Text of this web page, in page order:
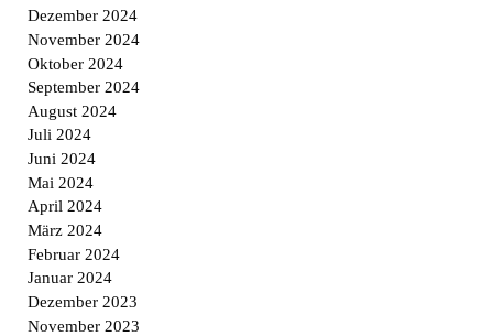
Dezember 2024
November 2024
Oktober 2024
September 2024
August 2024
Juli 2024
Juni 2024
Mai 2024
April 2024
März 2024
Februar 2024
Januar 2024
Dezember 2023
November 2023